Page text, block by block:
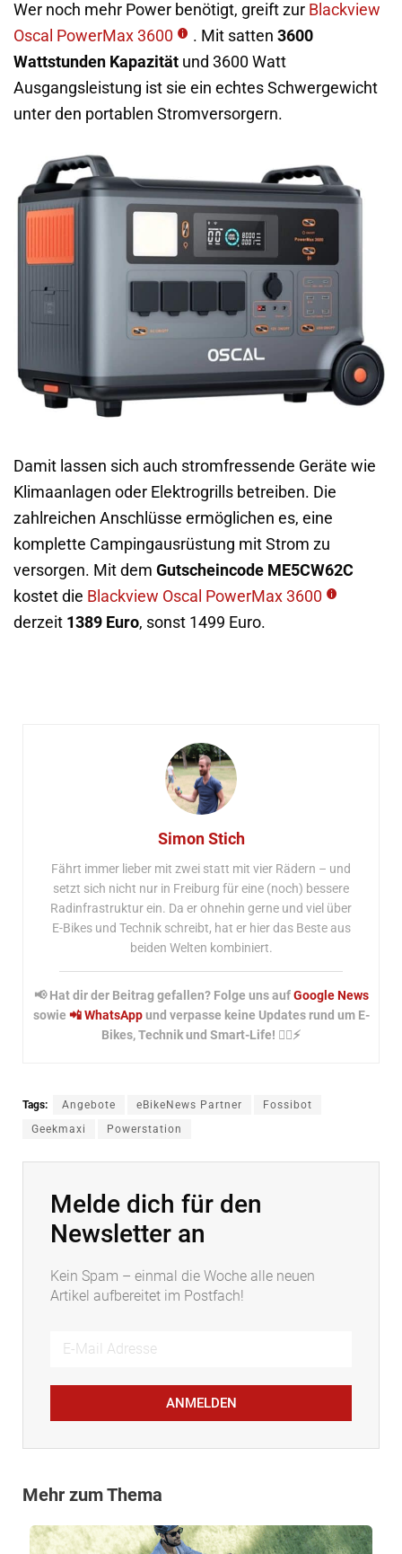
Wer noch mehr Power benötigt, greift zur Blackview
Oscal PowerMax 3600
. Mit satten 3600
Wattstunden Kapazität und 3600 Watt
Ausgangsleistung ist sie ein echtes Schwergewicht
unter den portablen Stromversorgern.
Damit lassen sich auch stromfressende Geräte wie
Klimaanlagen oder Elektrogrills betreiben. Die
zahlreichen Anschlüsse ermöglichen es, eine
komplette Campingausrüstung mit Strom zu
versorgen. Mit dem Gutscheincode ME5CW62C
kostet die Blackview Oscal PowerMax 3600
derzeit 1389 Euro, sonst 1499 Euro.
Simon Stich
Fährt immer lieber mit zwei statt mit vier Rädern – und
setzt sich nicht nur in Freiburg für eine (noch) bessere
Radinfrastruktur ein. Da er ohnehin gerne und viel über
E-Bikes und Technik schreibt, hat er hier das Beste aus
beiden Welten kombiniert.
📢 Hat dir der Beitrag gefallen? Folge uns aufGoogle News
sowie 📲 WhatsAppund verpasse keine Updates rund um E-
Bikes, Technik und Smart-Life! 🚴‍♂️⚡
Tags: Angebote eBikeNews Partner
Fossibot
Geekmaxi
Powerstation
Melde dich für den
Newsletter an
Kein Spam – einmal die Woche alle neuen
Artikel aufbereitet im Postfach!
ANMELDEN
Mehr zum Thema